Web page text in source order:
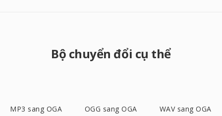
Bộ chuyển đổi cụ thể
MP3 sang OGA OGG sang OGA WAV sang OGA